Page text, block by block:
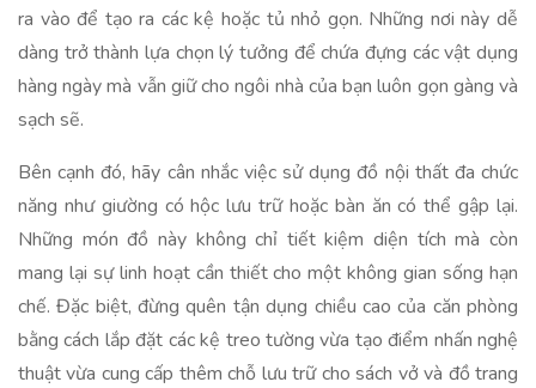
ra vào để tạo ra các kệ hoặc tủ nhỏ gọn. Những nơi này dễ
dàng trở thành lựa chọn lý tưởng để chứa đựng các vật dụng
hàng ngày mà vẫn giữ cho ngôi nhà của bạn luôn gọn gàng và
sạch sẽ.
Bên cạnh đó, hãy cân nhắc việc sử dụng đồ nội thất đa chức
năng như giường có hộc lưu trữ hoặc bàn ăn có thể gập lại.
Những món đồ này không chỉ tiết kiệm diện tích mà còn
mang lại sự linh hoạt cần thiết cho một không gian sống hạn
chế. Đặc biệt, đừng quên tận dụng chiều cao của căn phòng
bằng cách lắp đặt các kệ treo tường vừa tạo điểm nhấn nghệ
thuật vừa cung cấp thêm chỗ lưu trữ cho sách vở và đồ trang